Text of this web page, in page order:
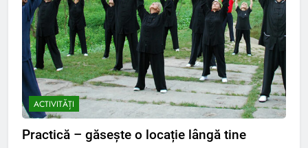
ACTIVITĂȚI
Practică – găsește o locație lângă tine